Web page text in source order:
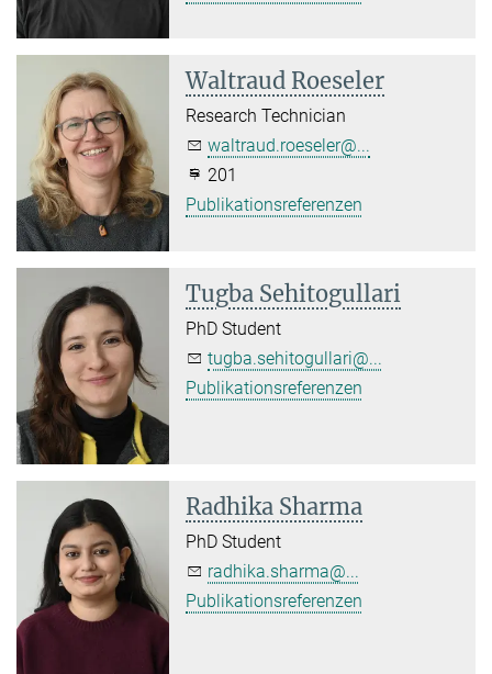
Waltraud Roeseler
Research Technician
waltraud.roeseler@...
201
Publikationsreferenzen
Tugba Sehitogullari
PhD Student
tugba.sehitogullari@...
Publikationsreferenzen
Radhika Sharma
PhD Student
radhika.sharma@...
Publikationsreferenzen